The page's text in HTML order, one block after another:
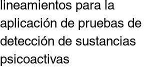
lineamientos para la
aplicación de pruebas de
detección de sustancias
psicoactivas